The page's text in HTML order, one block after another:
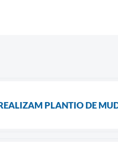
PLANTIO DE